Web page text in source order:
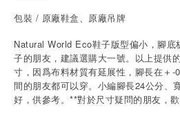
包裝 / 原廠鞋盒、原廠吊牌
Natural World Eco鞋子版型偏小，腳底
子的朋友，建議選購大一號。以上提供
寸，因爲布料材質有延展性，腳長在＋
間的朋友都可以穿。小編腳長24公分、
好，供參考。**對於尺寸疑問的朋友，歡